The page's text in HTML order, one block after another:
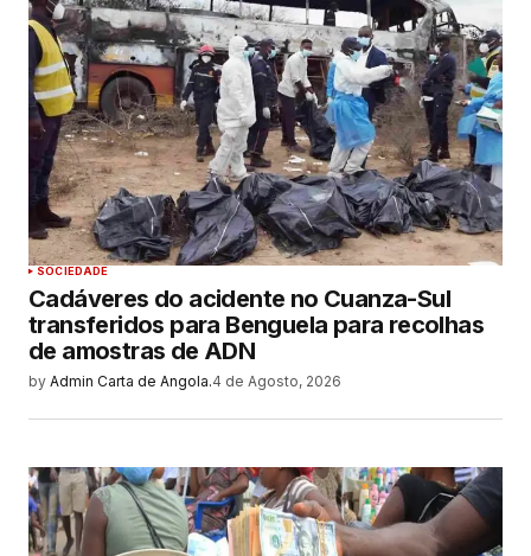
SOCIEDADE
Cadáveres do acidente no Cuanza-Sul
transferidos para Benguela para recolhas
de amostras de ADN
by Admin Carta de Angola.4 de Agosto, 2026